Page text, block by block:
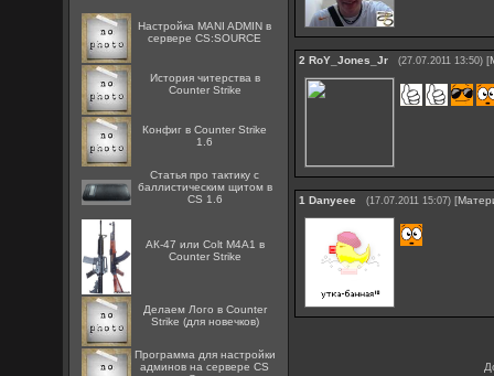
Настройка MANI ADMIN в
сервере CS:SOURCE
История читерства в
Counter Strike
Конфиг в Counter Strike
1.6
Статья про тактику с
баллистическим щитом в
CS 1.6
АК-47 или Colt M4A1 в
Counter Strike
Делаем Лого в Counter
Strike (для новечков)
Программа для настройки
админов на сервере CS
2 RoY_Jones_Jr (27.07.2011 13:50) [
1 Danyeee (17.07.2011 15:07) [